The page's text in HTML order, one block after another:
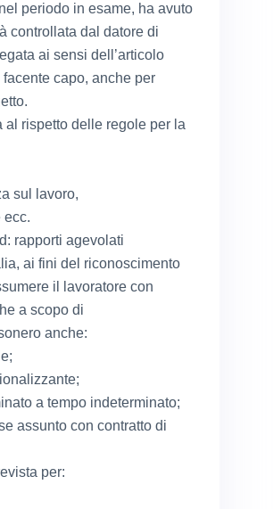
periodo in esame, ha avuto
controllata dal datore di
ai sensi dell’articolo
capo, anche per
al rispetto delle regole per la
sul lavoro,
ecc.
rapporti agevolati
ai fini del riconoscimento
il lavoratore con
a scopo di
anche:
a tempo indeterminato;
assunto con contratto di
per: